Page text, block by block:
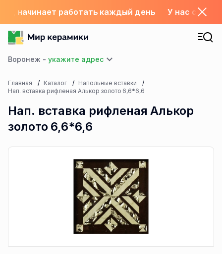
начинает работать каждый день У нас с 1.06
Воронеж -
Главная Каталог
Напольные вставки
Нап. вставка рифленая Алькор золото 6,6*6,6
Нап. вставка рифленая Алькор
золото 6,6*6,6